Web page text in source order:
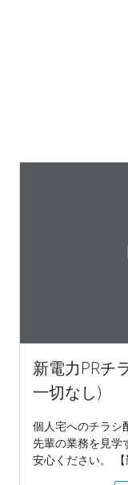
新電力PRチ
一切なし)
個人宅へのチラシ
先輩の業務を見学
安心ください。